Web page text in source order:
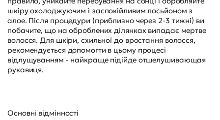
шкіру охолоджуючим і заспокійливим лосьйоном з
алое. Після процедури (приблизно через 2-3 тижні) ви
побачите, що на оброблених ділянках випадає мертве
волосся. Для шкіри, схильної до вростання волосся,
рекомендується допомогти в цьому процесі
відлущуванням - найкраще підійде отшелушивающая
рукавиця.
Основні відмінності